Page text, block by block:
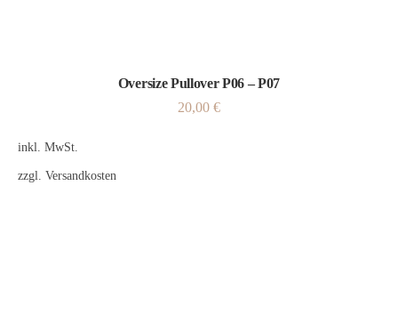
Oversize Pullover P06 – P07
20,00 €
inkl. MwSt.
zzgl. Versandkosten